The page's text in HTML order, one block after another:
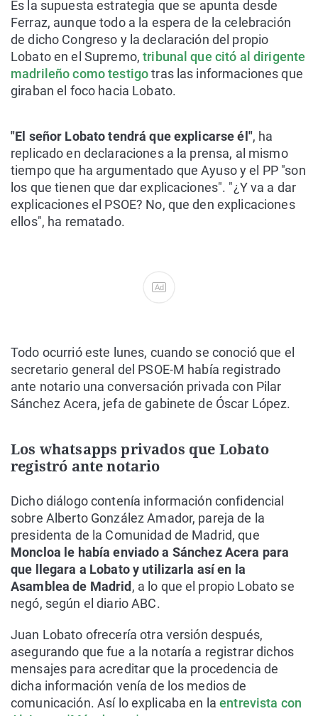
Es la supuesta estrategia que se apunta desde
Ferraz, aunque todo a la espera de la celebración
de dicho Congreso y la declaración del propio
Lobato en el Supremo,tribunal que citó al dirigente
madrileño como testigotras las informaciones que
giraban el foco hacia Lobato.
"El señor Lobato tendrá que explicarse él", ha
replicado en declaraciones a la prensa, al mismo
tiempo que ha argumentado que Ayuso y el PP "son
los que tienen que dar explicaciones". "¿Y va a dar
explicaciones el PSOE? No, que den explicaciones
ellos", ha rematado.
Ad
Todo ocurrió este lunes, cuando se conoció que el
secretario general del PSOE-M había registrado
ante notario una conversación privada con Pilar
Sánchez Acera, jefa de gabinete de Óscar López.
Los whatsapps privados que Lobato
registró ante notario
Dicho diálogo contenía información confidencial
sobre Alberto González Amador, pareja de la
presidenta de la Comunidad de Madrid, que
Moncloa le había enviado a Sánchez Acera para
que llegara a Lobato y utilizarla así en la
Asamblea de Madrid , a lo que el propio Lobato se
negó, según el diario ABC.
Juan Lobato ofrecería otra versión después,
asegurando que fue a la notaría a registrar dichos
mensajes para acreditar que la procedencia de
dicha información venía de los medios de
comunicación. Así lo explicaba en laentrevista con